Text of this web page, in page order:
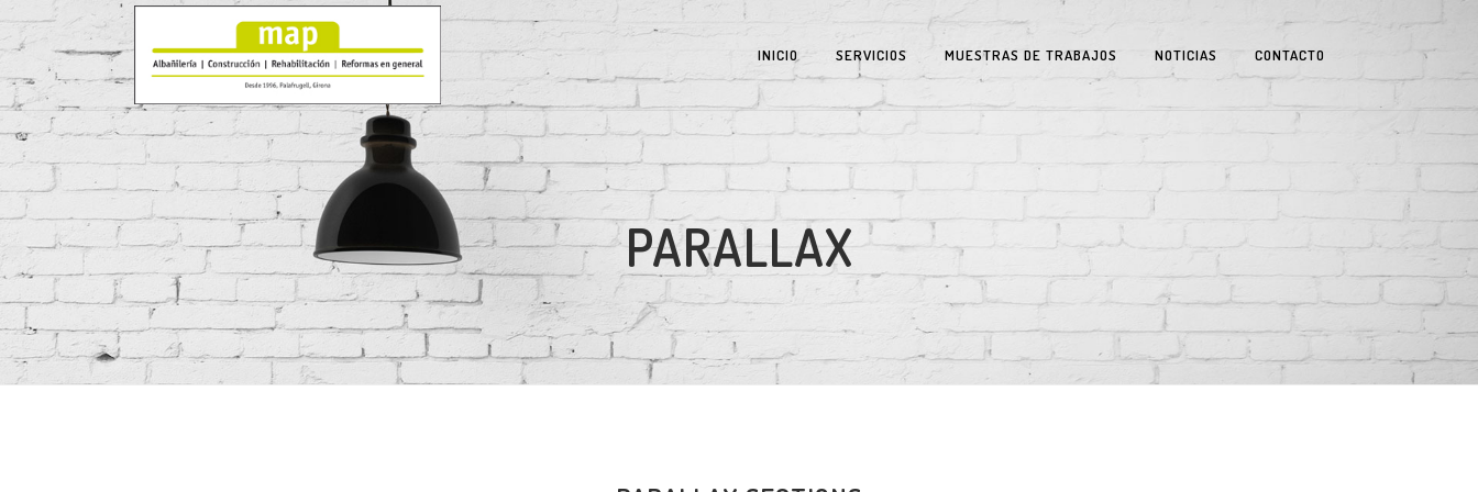
INICIO SERVICIOS MUESTRAS DE TRABAJOS NOTICIAS CONTACTO
PARALLAX